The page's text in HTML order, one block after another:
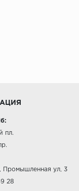
пл.
Промышленная ул, 3
28